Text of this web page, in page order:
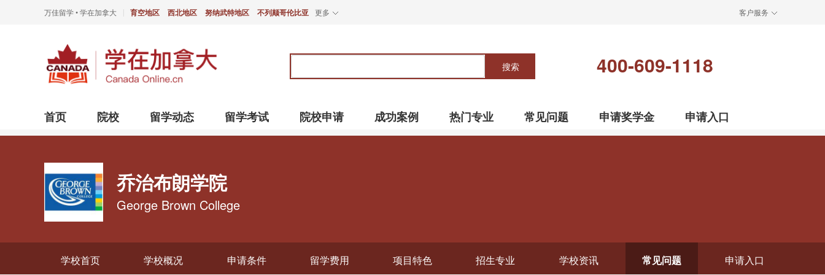
万佳留学 • 学在加拿大 育空地区 西北地区 努纳武特地区 不列颠哥伦比亚 更多 客户服务
关
搜索 400-609-1118
首页 院校 留学动态 留学考试 院校申请 成功案例 热门专业 常见问题 申请奖学金 申请入口
乔治布朗学院
George Brown College
学校首页 学校概况 申请条件 留学费用 项目特色 招生专业 学校资讯 常见问题 申请入口